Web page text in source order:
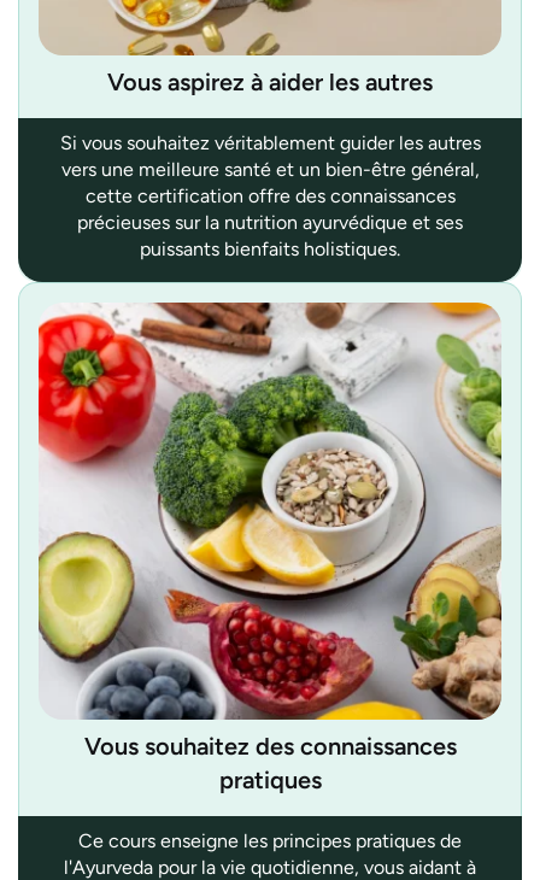
Vous aspirez à aider les autres
Si vous souhaitez véritablement guider les autres
vers une meilleure santé et un bien-être général,
cette certification offre des connaissances
précieuses sur la nutrition ayurvédique et ses
puissants bienfaits holistiques.
Vous souhaitez des connaissances
pratiques
Ce cours enseigne les principes pratiques de
l'Ayurveda pour la vie quotidienne, vous aidant à